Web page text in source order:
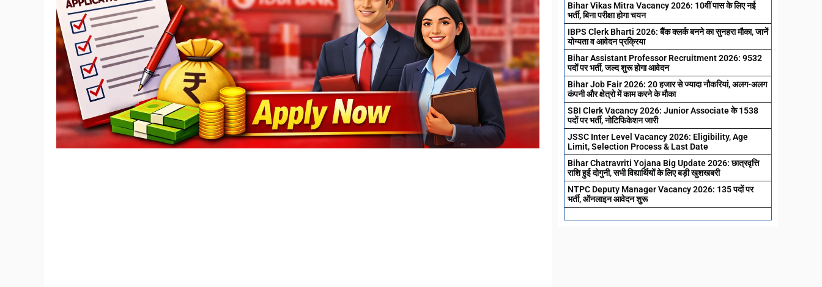
Bihar Vikas Mitra Vacancy 2026: 10वीं पास के लिए नई
भर्ती, बिना परीक्षा होगा चयन
IBPS Clerk Bharti 2026: बैंक क्लर्क बनने का सुनहरा मौका, जानें
योग्यता व आवेदन प्रक्रिया
Bihar Assistant Professor Recruitment 2026: 9532
पदों पर भर्ती, जल्द शुरू होगा आवेदन
Bihar Job Fair 2026: 20 हजार से ज्यादा नौकरियां, अलग-अलग
कंपनी और क्षेत्रो में काम करने के मौका
SBI Clerk Vacancy 2026: Junior Associate के 1538
पदों पर भर्ती, नोटिफिकेशन जारी
JSSC Inter Level Vacancy 2026: Eligibility, Age
Limit, Selection Process & Last Date
Bihar Chatravriti Yojana Big Update 2026: छात्रवृत्ति
राशि हुई दोगुनी, सभी विद्यार्थियों के लिए बड़ी खुशखबरी
NTPC Deputy Manager Vacancy 2026: 135 पदों पर
भर्ती, ऑनलाइन आवेदन शुरू